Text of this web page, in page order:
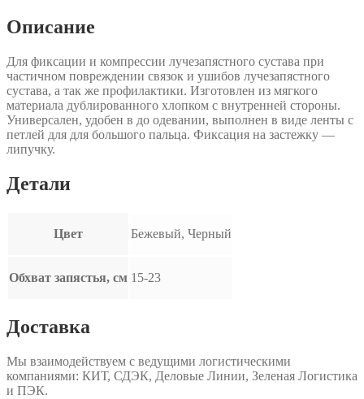
Описание
Для фиксации и компрессии лучезапястного сустава при
частичном повреждении связок и ушибов лучезапястного
сустава, а так же профилактики. Изготовлен из мягкого
материала дублированного хлопком с внутренней стороны.
Универсален, удобен в до одевании, выполнен в виде ленты с
петлей для для большого пальца. Фиксация на застежку —
липучку.
Детали
Цвет Бежевый, Черный
Обхват запястья, см 15-23
Доставка
Мы взаимодействуем с ведущими логистическими
компаниями: КИТ, СДЭК, Деловые Линии, Зеленая Логистика
и ПЭК.